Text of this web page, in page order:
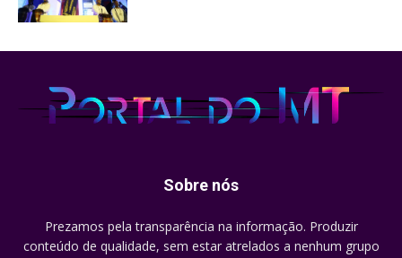
Sobre nós
Prezamos pela transparência na informação. Produzir
conteúdo de qualidade, sem estar atrelados a nenhum grupo